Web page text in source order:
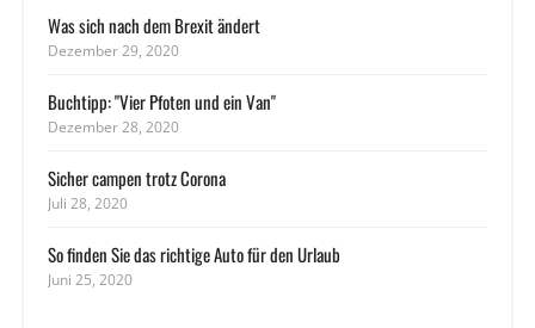
Was sich nach dem Brexit ändert
Dezember 29, 2020
Buchtipp: "Vier Pfoten und ein Van"
Dezember 28, 2020
Sicher campen trotz Corona
Juli 28, 2020
So finden Sie das richtige Auto für den Urlaub
Juni 25, 2020